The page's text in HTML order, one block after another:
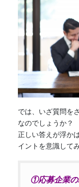
では、いざ質問を
なのでしょうか？
正しい答えが浮か
イントを意識して
①応募企業の